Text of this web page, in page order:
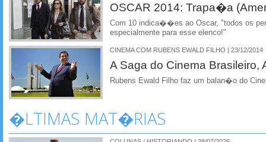
OSCAR 2014: Trapa�a
Com 10 indica��es ao Oscar, "todos os
especialmente para esse elenco!"
CINEMA COM RUBENS EWALD FILHO | 23/12/2014
A Saga do Cinema Brasileiro,
Rubens Ewald Filho faz um balan�o do
�LTIMAS MAT�RIAS